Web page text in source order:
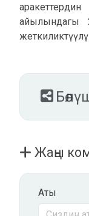
айылындагы
Жаңы
Аты